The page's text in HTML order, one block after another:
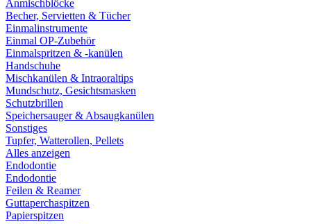
Anmischblöcke
Becher, Servietten & Tücher
Einmalinstrumente
Einmal OP-Zubehör
Einmalspritzen & -kanülen
Handschuhe
Mischkanülen & Intraoraltips
Mundschutz, Gesichtsmasken
Schutzbrillen
Speichersauger & Absaugkanülen
Sonstiges
Tupfer, Watterollen, Pellets
Alles anzeigen
Endodontie
Endodontie
Feilen & Reamer
Guttaperchaspitzen
Papierspitzen